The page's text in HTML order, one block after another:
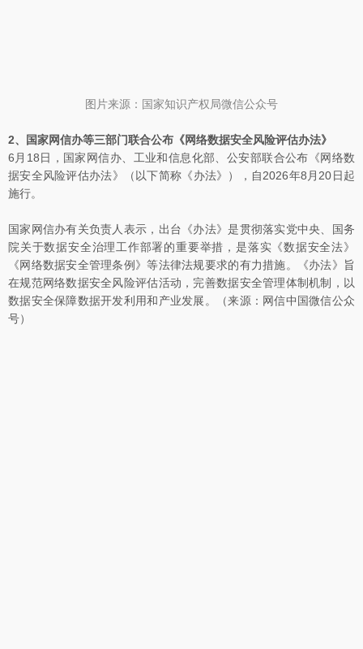
图片来源：国家知识产权局微信公众号
2、国家网信办等三部门联合公布《网络数据安全风险评估办法》
6月18日，国家网信办、工业和信息化部、公安部联合公布《网络数
据安全风险评估办法》（以下简称《办法》），自2026年8月20日起
施行。
国家网信办有关负责人表示，出台《办法》是贯彻落实党中央、国务
院关于数据安全治理工作部署的重要举措，是落实《数据安全法》
《网络数据安全管理条例》等法律法规要求的有力措施。《办法》旨
在规范网络数据安全风险评估活动，完善数据安全管理体制机制，以
数据安全保障数据开发利用和产业发展。（来源：网信中国微信公众
号）